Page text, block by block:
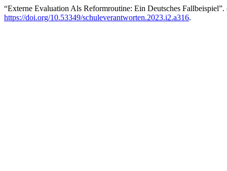
“Externe Evaluation Als Reformroutine: Ein Deutsches
https://doi.org/10.53349/schuleverantworten.2023.i2.a316.